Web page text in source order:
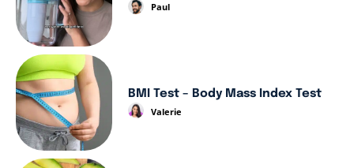
Paul
BMI Test – Body Mass Index Test
Valerie